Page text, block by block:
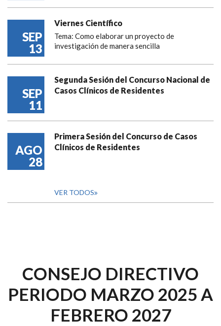
SEP
13
Viernes Científico
Tema: Como elaborar un proyecto de
investigación de manera sencilla
SEP
11
Segunda Sesión del Concurso Nacional de
Casos Clínicos de Residentes
AGO
28
Primera Sesión del Concurso de Casos
Clínicos de Residentes
VER TODOS
CONSEJO DIRECTIVO
PERIODO MARZO 2025 A
FEBRERO 2027